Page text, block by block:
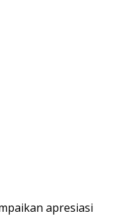
apresiasi